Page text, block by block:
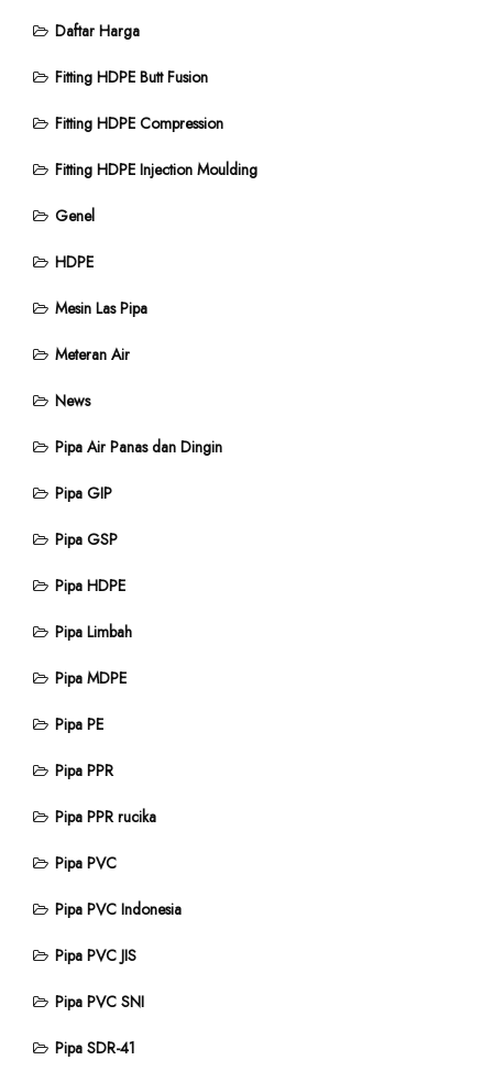
Daftar Harga
Fitting HDPE Butt Fusion
Fitting HDPE Compression
Fitting HDPE Injection Moulding
Genel
HDPE
Mesin Las Pipa
Meteran Air
News
Pipa Air Panas dan Dingin
Pipa GIP
Pipa GSP
Pipa HDPE
Pipa Limbah
Pipa MDPE
Pipa PE
Pipa PPR
Pipa PPR rucika
Pipa PVC
Pipa PVC Indonesia
Pipa PVC JIS
Pipa PVC SNI
Pipa SDR-41